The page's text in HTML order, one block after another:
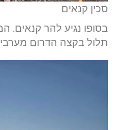
סכין קנאים
בסופו נגיע להר
תלול בקצה הדרום